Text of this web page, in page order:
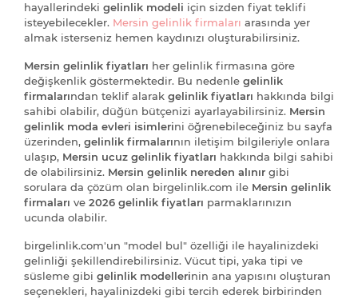
hayallerindeki gelinlik modeli için sizden fiyat teklifi
isteyebilecekler. Mersin gelinlik firmaları arasında yer
almak isterseniz hemen kaydınızı oluşturabilirsiniz.
Mersin gelinlik fiyatları her gelinlik firmasına göre
değişkenlik göstermektedir. Bu nedenle gelinlik
firmalarından teklif alarak gelinlik fiyatları hakkında bilgi
sahibi olabilir, düğün bütçenizi ayarlayabilirsiniz. Mersin
gelinlik moda evleri isimlerini öğrenebileceğiniz bu sayfa
üzerinden, gelinlik firmalarının iletişim bilgileriyle onlara
ulaşıp, Mersin ucuz gelinlik fiyatları hakkında bilgi sahibi
de olabilirsiniz. Mersin gelinlik nereden alınır gibi
sorulara da çözüm olan birgelinlik.com ile Mersin gelinlik
firmaları ve 2026 gelinlik fiyatları parmaklarınızın
ucunda olabilir.
birgelinlik.com'un "model bul" özelliği ile hayalinizdeki
gelinliği şekillendirebilirsiniz. Vücut tipi, yaka tipi ve
süsleme gibi gelinlik modellerinin ana yapısını oluşturan
seçenekleri, hayalinizdeki gibi tercih ederek birbirinden